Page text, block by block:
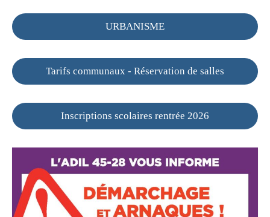
URBANISME
Tarifs communaux - Réservation de salles
Inscriptions scolaires rentrée 2026